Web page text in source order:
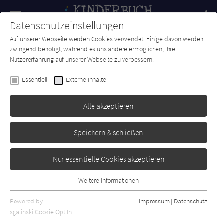
SUCHE Forum Charts Newsletter
Dita Zipfel
Standard
Alle Altersgruppen anzeigen
Datenschutzeinstellungen
Auf unserer Webseite werden Cookies verwendet. Einige davon werden
zwingend benötigt, während es uns andere ermöglichen, Ihre
Nutzererfahrung auf unserer Webseite zu verbessern.
Essentiell Externe Inhalte
Alle akzeptieren
Speichern & schließen
Nur essentielle Cookies akzeptieren
Essentielle Cookies werden für grundlegende Funktionen der
Webseite benötigt. Dadurch ist gewährleistet, dass die Webseite
Weitere Informationen
Powered by
sgalinski Cookie Opt In
Impressum | Datenschutz